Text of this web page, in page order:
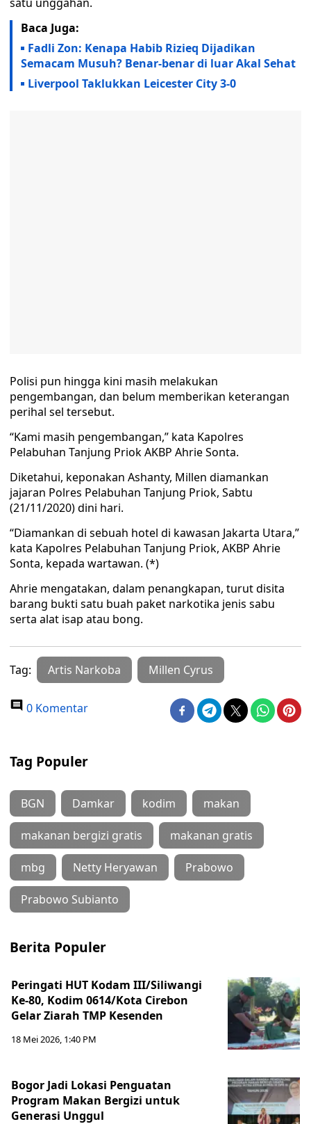
Baca Juga:
Fadli Zon: Kenapa Habib Rizieq Dijadikan
Semacam Musuh? Benar-benar di luar Akal Sehat
Liverpool Taklukkan Leicester City 3-0
Polisi pun hingga kini masih melakukan
pengembangan, dan belum memberikan keterangan
perihal sel tersebut.
“Kami masih pengembangan,” kata Kapolres
Pelabuhan Tanjung Priok AKBP Ahrie Sonta.
Diketahui, keponakan Ashanty, Millen diamankan
jajaran Polres Pelabuhan Tanjung Priok, Sabtu
(21/11/2020) dini hari.
“Diamankan di sebuah hotel di kawasan Jakarta Utara,”
kata Kapolres Pelabuhan Tanjung Priok, AKBP Ahrie
Sonta, kepada wartawan. (*)
Ahrie mengatakan, dalam penangkapan, turut disita
barang bukti satu buah paket narkotika jenis sabu
serta alat isap atau bong.
Tag: Artis Narkoba Millen Cyrus
0 Komentar
Tag Populer
BGN Damkar kodim makan
makanan bergizi gratis makanan gratis
mbg Netty Heryawan Prabowo
Prabowo Subianto
Berita Populer
Peringati HUT Kodam III/Siliwangi
Ke-80, Kodim 0614/Kota Cirebon
Gelar Ziarah TMP Kesenden
18 Mei 2026, 1:40 PM
Bogor Jadi Lokasi Penguatan
Program Makan Bergizi untuk
Generasi Unggul